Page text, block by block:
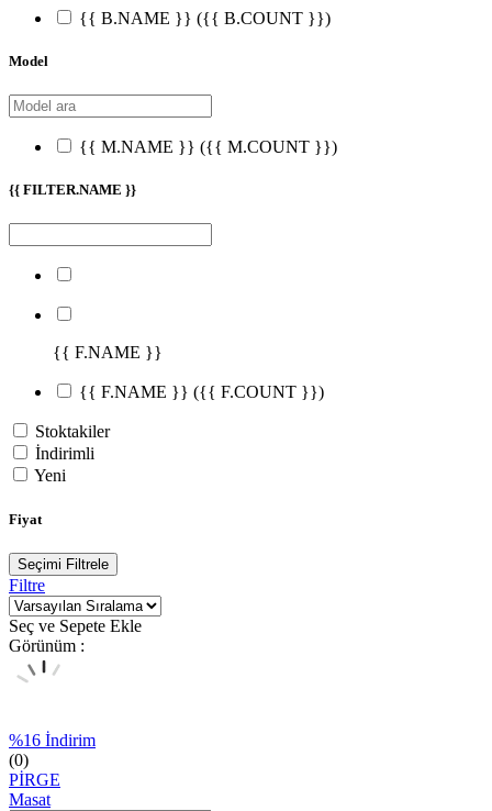
{{ B.NAME }} ({{ B.COUNT }})
Model
{{ M.NAME }} ({{ M.COUNT }})
{{ FILTER.NAME }}
{{ F.NAME }}
{{ F.NAME }} ({{ F.COUNT }})
Stoktakiler
İndirimli
Yeni
Fiyat
Seçimi Filtrele
Filtre
Seç ve Sepete Ekle
Görünüm :
%16 İndirim
(0)
PİRGE
Masat